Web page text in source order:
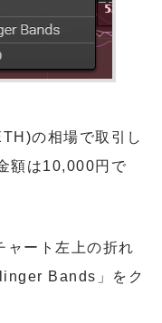
の相場で取引し
額は10,000円で
ャート左上の折れ
Bands」をク